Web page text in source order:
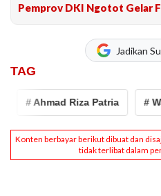
Pemprov DKI Ngotot Gelar
Jadikan
TAG
# Ahmad Riza Patria #